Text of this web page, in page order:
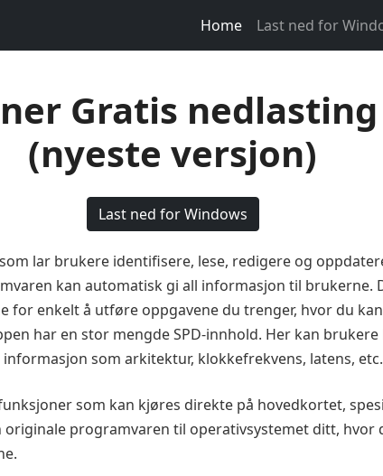
Home Last ned for
Gratis
(nyeste versjon)
Last ned for Windows
lar brukere identifisere, lese, redigere og
kan automatisk gi all informasjon til brukerne.
for enkelt å utføre oppgavene du trenger, hvor du
har en stor mengde SPD-innhold. Her kan
som arkitektur, klokkefrekvens, latens, etc.
som kan kjøres direkte på hovedkortet,
programvaren til operativsystemet ditt, hvor